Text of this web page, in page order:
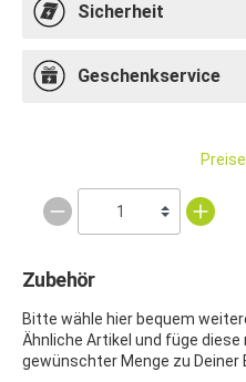
Sicherheit
Geschenkservice
Zubehör
Bitte wähle hier bequem
Ähnliche Artikel und füge
gewünschter Menge zu Deiner